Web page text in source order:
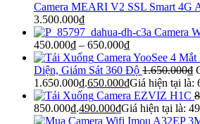
Camera MEARI V2 SSL Smart 4G
3.500.000₫
Camera
450.000₫ – 650.000₫
Camera YooSee 4
Diện, Giám Sát 360 Độ 1.650.000₫
1.650.000₫.650.000₫Giá hiện tại là:
Camera EZVIZ H1C
850.000₫.490.000₫Giá hiện tại là: